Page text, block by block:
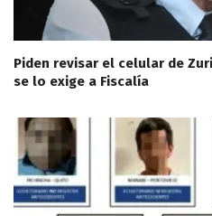
Piden revisar el celular de
se lo exige a Fiscalía